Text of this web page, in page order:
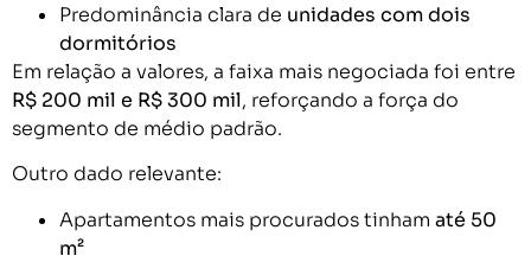
Predominância clara de unidades com dois
dormitórios
Em relação a valores, a faixa mais negociada foi entre
R$ 200 mil e R$ 300 mil, reforçando a força do
segmento de médio padrão.
Outro dado relevante:
Apartamentos mais procurados tinham até 50
m²